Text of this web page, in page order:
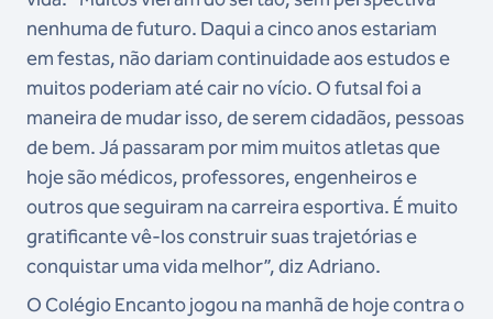
nenhuma de futuro. Daqui a cinco anos estariam
em festas, não dariam continuidade aos estudos e
muitos poderiam até cair no vício. O futsal foi a
maneira de mudar isso, de serem cidadãos, pessoas
de bem. Já passaram por mim muitos atletas que
hoje são médicos, professores, engenheiros e
outros que seguiram na carreira esportiva. É muito
gratificante vê-los construir suas trajetórias e
conquistar uma vida melhor”, diz Adriano.
O Colégio Encanto jogou na manhã de hoje contra o